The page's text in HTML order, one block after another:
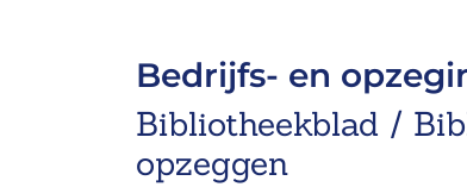
Bedrijfs- en
Bibliotheekblad /
opzeggen